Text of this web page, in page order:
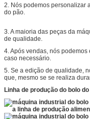
2. Nós podemos personalizar
do pão.
3. A maioria das peças da
de qualidade.
4. Após vendas, nós
caso necessário.
5. Se a edição de qualidade,
que, mesmo se se realiza
Linha de produção do bolo